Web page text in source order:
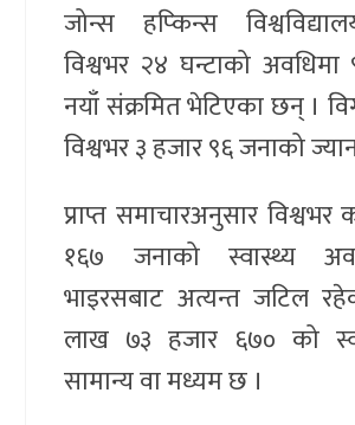
जोन्स हप्किन्स
विश्वभर २४ घन्टाको
नयाँ संक्रमित भेटिएका छन् ।
विश्वभर ३ हजार ९६ जनाको
प्राप्त समाचारअनुसार
१६७ जनाको स्वास्थ्य
भाइरसबाट अत्यन्त जटिल
लाख ७३ हजार ६७० को
सामान्य वा मध्यम छ ।